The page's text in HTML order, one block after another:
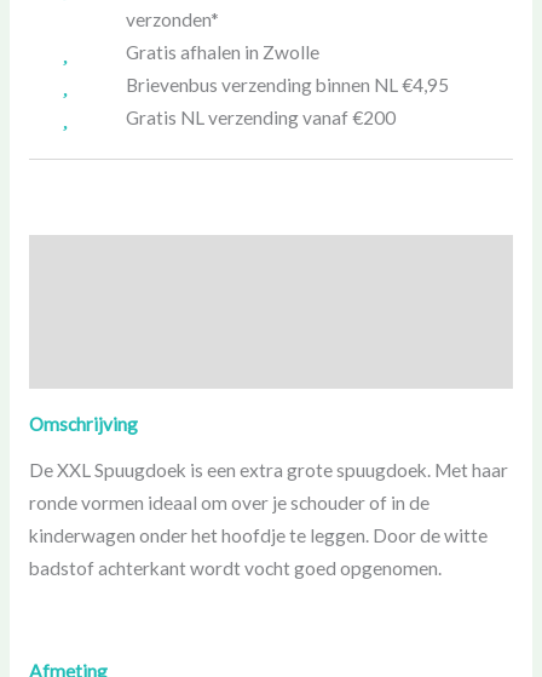
verzonden*
Gratis afhalen in Zwolle
Brievenbus verzending binnen NL €4,95
Gratis NL verzending vanaf €200
Omschrijving
De XXL Spuugdoek is een extra grote spuugdoek. Met haar
ronde vormen ideaal om over je schouder of in de
kinderwagen onder het hoofdje te leggen. Door de witte
badstof achterkant wordt vocht goed opgenomen.
Afmeting